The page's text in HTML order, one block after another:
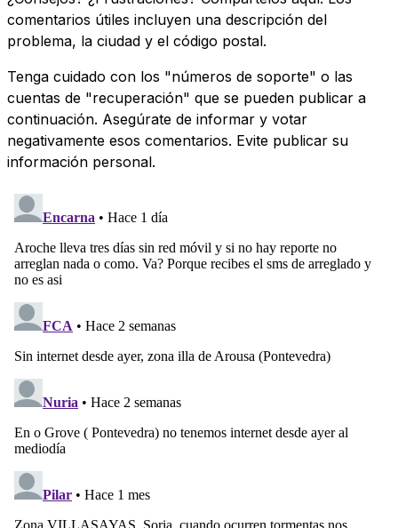
comentarios útiles incluyen una descripción del
problema, la ciudad y el código postal.
Tenga cuidado con los "números de soporte" o las
cuentas de "recuperación" que se pueden publicar a
continuación. Asegúrate de informar y votar
negativamente esos comentarios. Evite publicar su
información personal.